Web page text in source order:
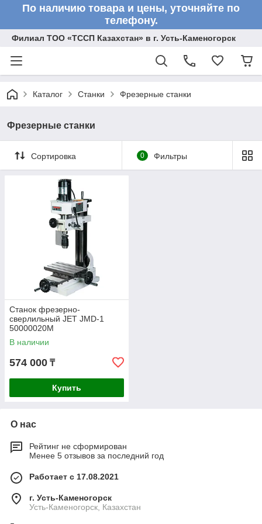
По наличию товара и цены, уточняйте по
телефону.
Филиал ТОО «ТССП Казахстан» в г. Усть-Каменогорск
Каталог Станки Фрезерные станки
Фрезерные станки
Сортировка 0 Фильтры
Станок фрезерно-
сверлильный JET JMD-1
50000020M
В наличии
574 000 ₸
Купить
О нас
Рейтинг не сформирован
Менее 5 отзывов за последний год
Работает с 17.08.2021
г. Усть-Каменогорск
Усть-Каменогорск, Казахстан